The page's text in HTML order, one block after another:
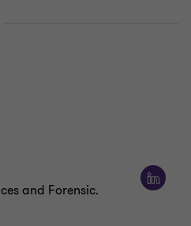
and Forensic.